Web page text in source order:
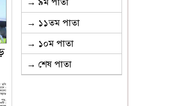
→ ১১তম পাতা
→ ১০ম পাতা
→ শেষ পাতা